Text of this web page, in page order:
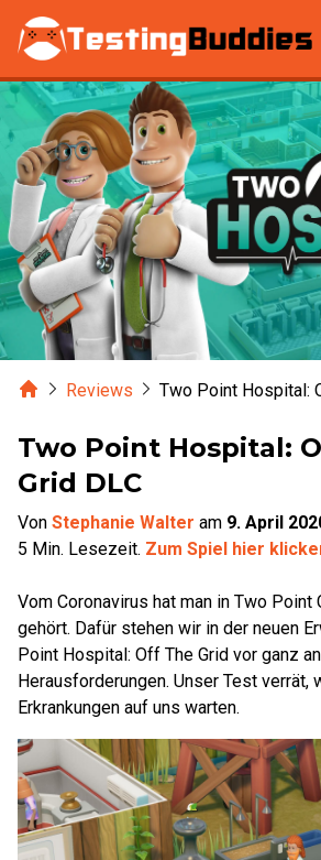
Zum Hauptinhalt springen
HomeReviews Two Point Hospital:
Two Point Hospital:
Grid DLC
Von Stephanie Walter am 9. April
5 Min. Lesezeit. Zum Spiel hier
Vom Coronavirus hat man in Two Point
gehört. Dafür stehen wir in der neuen
Point Hospital: Off The Grid vor ganz
Herausforderungen. Unser Test verrät,
Erkrankungen auf uns warten.